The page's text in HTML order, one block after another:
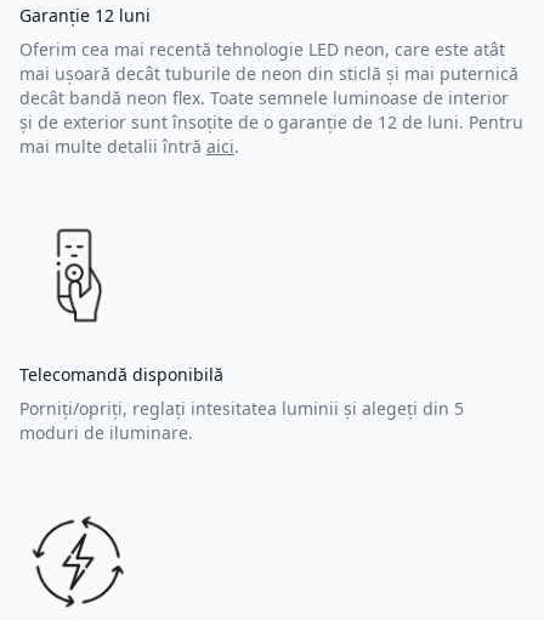
Garanție 12 luni
Oferim cea mai recentă tehnologie LED neon, care este atât
mai ușoară decât tuburile de neon din sticlă și mai puternică
decât bandă neon flex. Toate semnele luminoase de interior
și de exterior sunt însoțite de o garanție de 12 de luni. Pentru
mai multe detalii întră aici.
Telecomandă disponibilă
Porniți/opriți, reglați intesitatea luminii și alegeți din 5
moduri de iluminare.